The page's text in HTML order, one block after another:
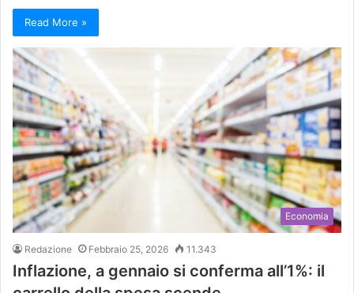
Read More »
Economia
Redazione Febbraio 25, 2026 11.343
Inflazione, a gennaio si conferma all’1%: il